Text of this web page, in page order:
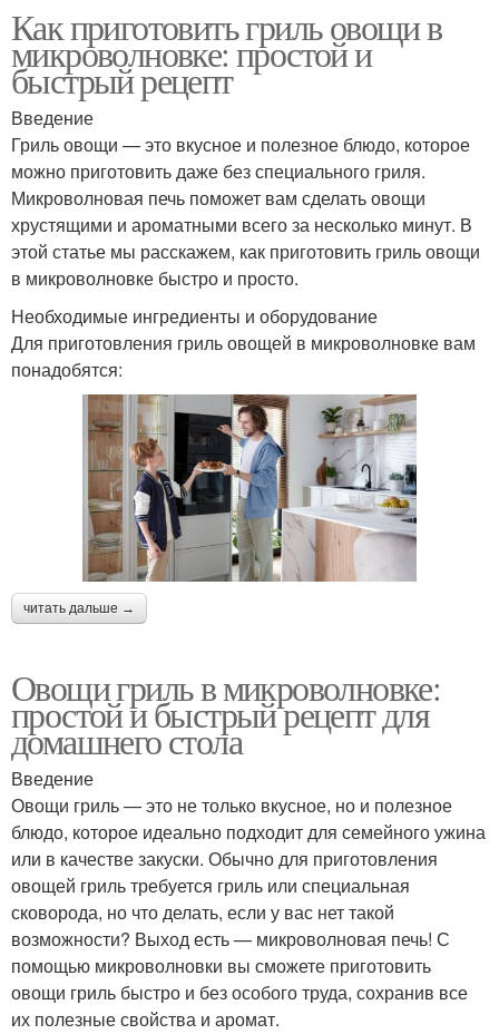
Как приготовить гриль овощи в
микроволновке: простой и
быстрый рецепт
Введение
Гриль овощи — это вкусное и полезное блюдо, которое
можно приготовить даже без специального гриля.
Микроволновая печь поможет вам сделать овощи
хрустящими и ароматными всего за несколько минут. В
этой статье мы расскажем, как приготовить гриль овощи
в микроволновке быстро и просто.
Необходимые ингредиенты и оборудование
Для приготовления гриль овощей в микроволновке вам
понадобятся:
читать дальше →
Овощи гриль в микроволновке:
простой и быстрый рецепт для
домашнего стола
Введение
Овощи гриль — это не только вкусное, но и полезное
блюдо, которое идеально подходит для семейного ужина
или в качестве закуски. Обычно для приготовления
овощей гриль требуется гриль или специальная
сковорода, но что делать, если у вас нет такой
возможности? Выход есть — микроволновая печь! С
помощью микроволновки вы сможете приготовить
овощи гриль быстро и без особого труда, сохранив все
их полезные свойства и аромат.